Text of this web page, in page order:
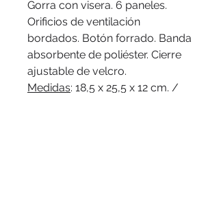
Gorra con visera. 6 paneles.
Orificios de ventilación
bordados. Botón forrado. Banda
absorbente de poliéster. Cierre
ajustable de velcro.
Medidas: 18,5 x 25,5 x 12 cm. /